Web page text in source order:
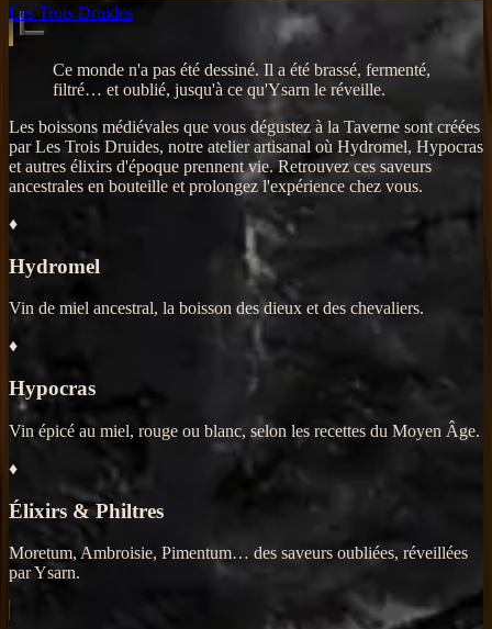
Les Trois Druides
Ce monde n'a pas été dessiné. Il a été brassé, fermenté,
filtré… et oublié, jusqu'à ce qu'Ysarn le réveille.
Les boissons médiévales que vous dégustez à la Taverne sont créées
par Les Trois Druides, notre atelier artisanal où Hydromel, Hypocras
et autres élixirs d'époque prennent vie. Retrouvez ces saveurs
ancestrales en bouteille et prolongez l'expérience chez vous.
♦
Hydromel
Vin de miel ancestral, la boisson des dieux et des chevaliers.
♦
Hypocras
Vin épicé au miel, rouge ou blanc, selon les recettes du Moyen Âge.
♦
Élixirs & Philtres
Moretum, Ambroisie, Pimentum… des saveurs oubliées, réveillées
par Ysarn.